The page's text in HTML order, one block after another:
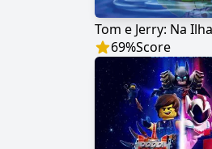
69%Score